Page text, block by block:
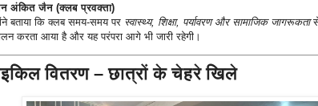
अंकित जैन (क्लब प्रवक्ता)
बताया कि क्लब समय-समय पर स्वास्थ्य, शिक्षा, पर्यावरण और सामाजिक जागरूकतासे
करता आया है और यह परंपरा आगे भी जारी रहेगी।
वितरण – छात्रों के चेहरे खिले